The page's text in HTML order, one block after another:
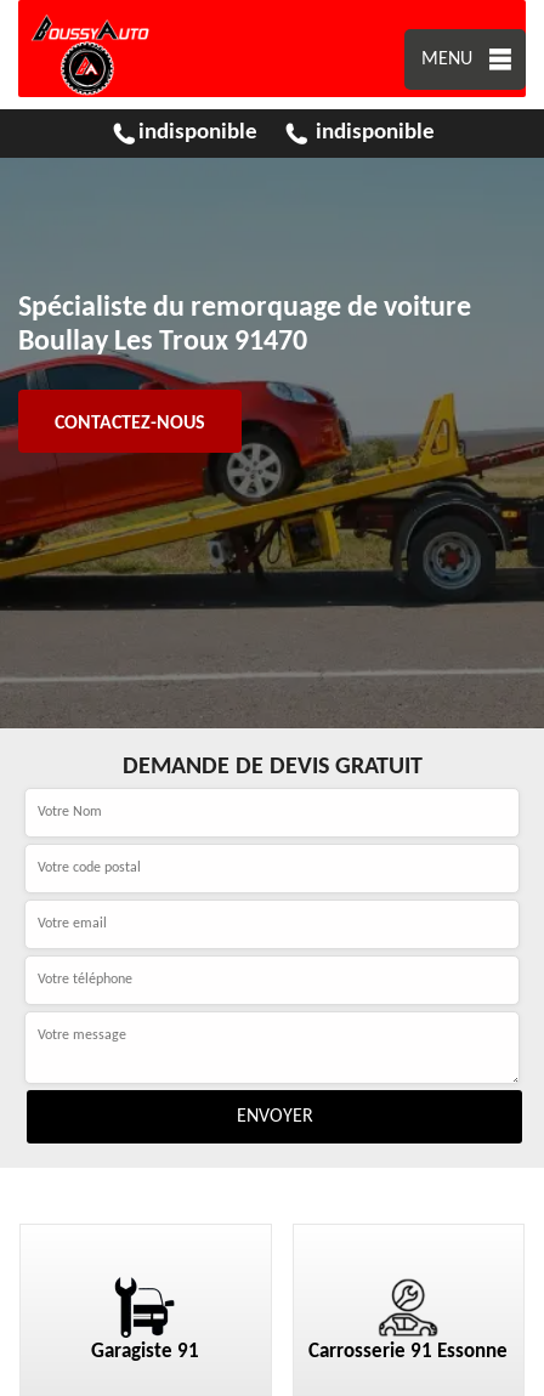
MENU
indisponible indisponible
Spécialiste du remorquage de voiture
Boullay Les Troux 91470
CONTACTEZ-NOUS
DEMANDE DE DEVIS GRATUIT
Garagiste 91 Carrosserie 91 Essonne